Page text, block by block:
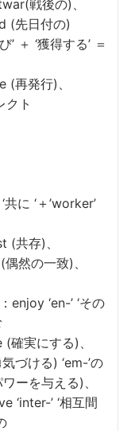
戦後の)、
(先日付の)
’ ＋ ‘獲得する’ ＝
す
(再発行)、
ト
に ‘＋’worker’
(共存)、
然の一致)、
enjoy ‘en-’ ‘その
確実にする)、
づける) ‘em-’の
ーを与える)、
‘inter-’ ‘相互間